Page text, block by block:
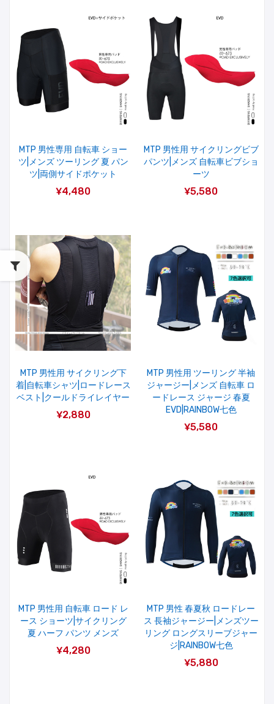
MTP 男性専用 自転車 ショー
ツ|メンズ ツーリング 夏 パン
ツ|両側サイドポケット
¥4,480
MTP 男性用 サイクリングビブ
パンツ|メンズ 自転車ビブショ
ーツ
¥5,580
MTP 男性用 サイクリング下
着|自転車シャツ|ロードレース
ベスト|クールドライレイヤー
¥2,880
MTP 男性用 ツーリング 半袖
ジャージー|メンズ 自転車 ロ
ードレース ジャージ 春夏
EVD|RAINBOW七色
¥5,580
MTP 男性用 自転車 ロード レ
ース ショーツ|サイクリング
夏 ハーフ パンツ メンズ
¥4,280
MTP 男性 春夏秋 ロードレー
ス 長袖ジャージー|メンズツー
リング ロングスリーブジャー
ジ|RAINBOW七色
¥5,880